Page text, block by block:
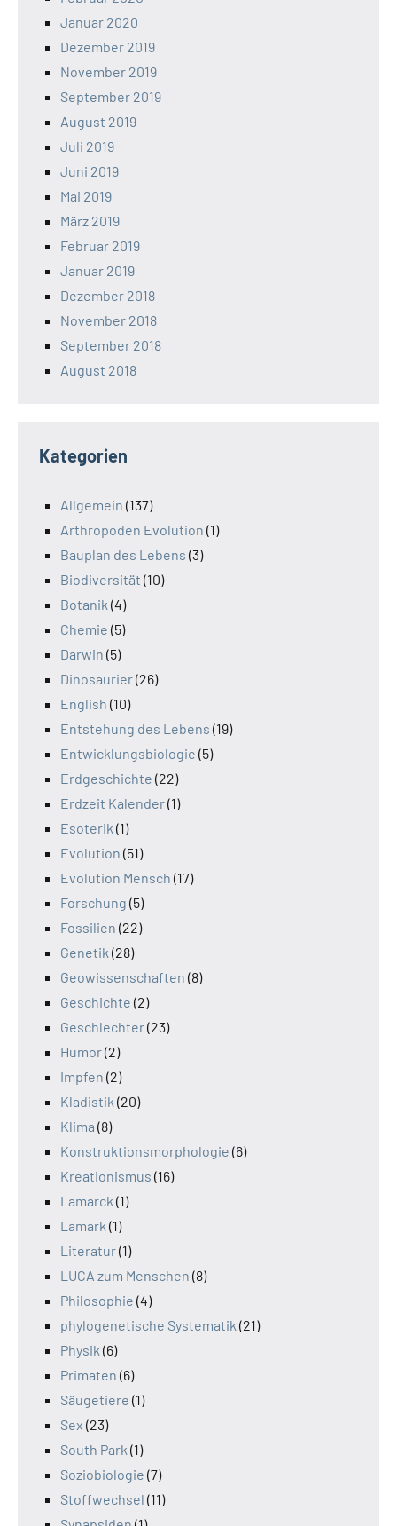
Januar 2020
Dezember 2019
November 2019
September 2019
August 2019
Juli 2019
Juni 2019
Mai 2019
März 2019
Februar 2019
Januar 2019
Dezember 2018
November 2018
September 2018
August 2018
Kategorien
Allgemein (137)
Arthropoden Evolution (1)
Bauplan des Lebens (3)
Biodiversität (10)
Botanik (4)
Chemie (5)
Darwin (5)
Dinosaurier(26)
English (10)
Entstehung des Lebens (19)
Entwicklungsbiologie (5)
Erdgeschichte (22)
Erdzeit Kalender(1)
Esoterik (1)
Evolution (51)
Evolution Mensch (17)
Forschung (5)
Fossilien (22)
Genetik (28)
Geowissenschaften (8)
Geschichte (2)
Geschlechter(23)
Humor(2)
Impfen (2)
Kladistik (20)
Klima (8)
Konstruktionsmorphologie (6)
Kreationismus (16)
Lamarck (1)
Lamark (1)
Literatur(1)
LUCA zum Menschen (8)
Philosophie (4)
phylogenetische Systematik (21)
Physik (6)
Primaten (6)
Säugetiere (1)
Sex (23)
South Park (1)
Soziobiologie (7)
Stoffwechsel (11)